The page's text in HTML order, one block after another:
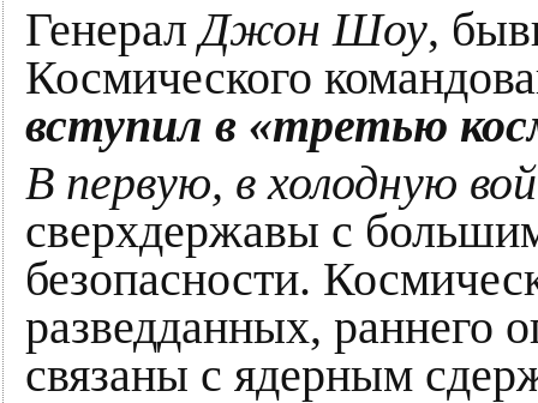
ГенералДжон Шоу,
Космического
вступил в «третью
В первую, в холодную
сверхдержавы с
безопасности.
разведданных, раннего
связаны с ядерным